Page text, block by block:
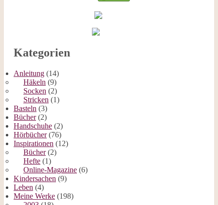
Kategorien
Anleitung (14)
Häkeln (9)
Socken (2)
Stricken (1)
Basteln (3)
Bücher(2)
Handschuhe (2)
Hörbücher(76)
Inspirationen (12)
Bücher(2)
Hefte (1)
Online-Magazine (6)
Kindersachen (9)
Leben (4)
Meine Werke (198)